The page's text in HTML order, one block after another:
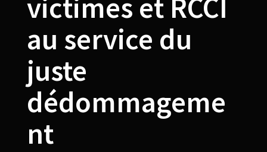
victimes et RCCI
au service du
juste
dédommageme
nt